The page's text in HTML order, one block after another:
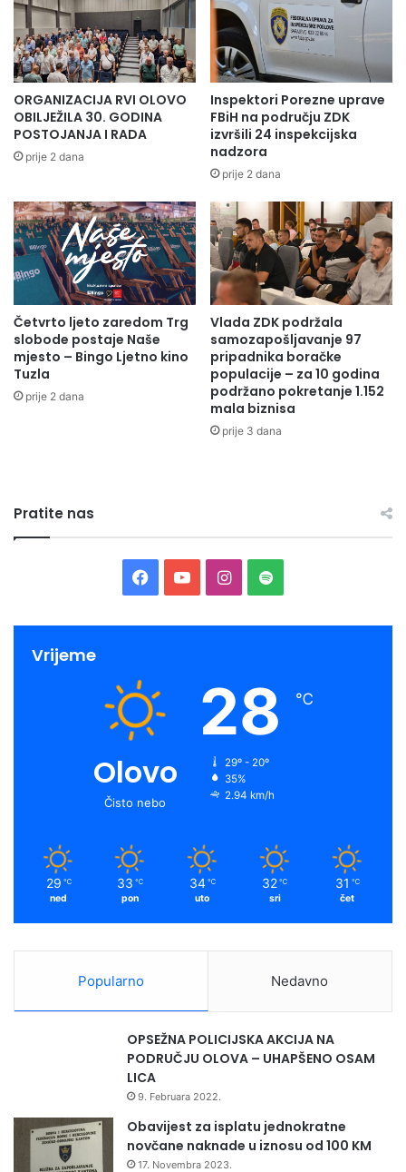
ORGANIZACIJA RVI OLOVO
OBILJEŽILA 30. GODINA
POSTOJANJA I RADA
prije 2 dana
Inspektori Porezne uprave
FBiH na području ZDK
izvršili 24 inspekcijska
nadzora
prije 2 dana
Četvrto ljeto zaredom Trg
slobode postaje Naše
mjesto – Bingo Ljetno kino
Tuzla
prije 2 dana
Vlada ZDK podržala
samozapošljavanje 97
pripadnika boračke
populacije – za 10 godina
podržano pokretanje 1.152
mala biznisa
prije 3 dana
Pratite nas
Facebook
YouTubeInstagram
Spotify
Vrijeme
Olovo
Čisto nebo
28 ℃
29º - 20º
35%
2.94 km/h
29 ℃
ned
33 ℃
pon
34 ℃
uto
32 ℃
sri
31 ℃
čet
Popularno Nedavno
OPSEŽNA POLICIJSKA AKCIJA NA
PODRUČJU OLOVA – UHAPŠENO OSAM
LICA
9. Februara 2022.
Obavijest za isplatu jednokratne
novčane naknade u iznosu od 100 KM
17. Novembra 2023.